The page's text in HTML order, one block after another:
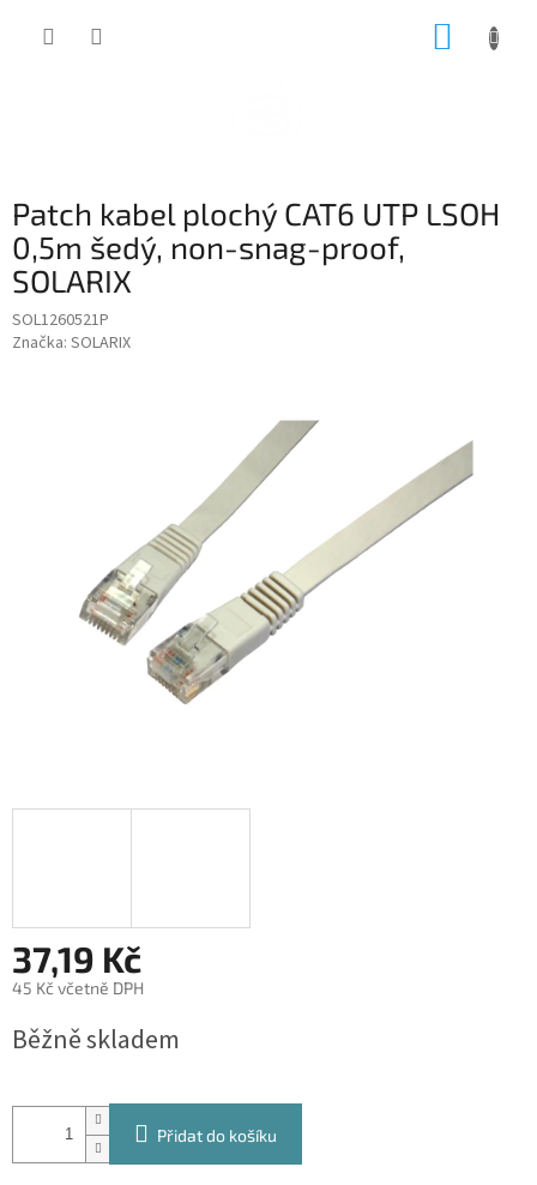
Patch kabel plochý CAT6 UTP LSOH
0,5m šedý, non-snag-proof,
SOLARIX
SOL1260521P
Značka: SOLARIX
37,19 Kč
45 Kč včetně DPH
cena:
Běžně skladem
Přidat do košíku